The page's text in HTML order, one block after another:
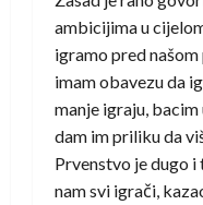
ambicijima u
igramo pred
imam obavezu da
manje igraju, bacim
dam im priliku da
Prvenstvo je dugo i
nam svi igrači,